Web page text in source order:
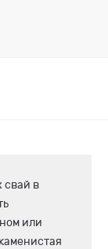
свай в
или